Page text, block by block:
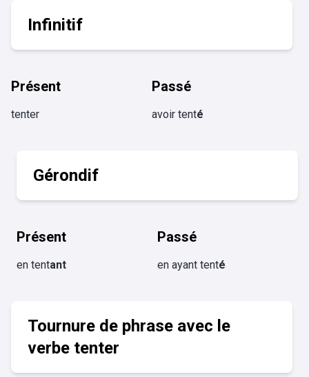
Infinitif
Présent
tenter
Passé
avoir tenté
Gérondif
Présent
en tentant
Passé
en ayant tenté
Tournure de phrase avec le
verbe tenter